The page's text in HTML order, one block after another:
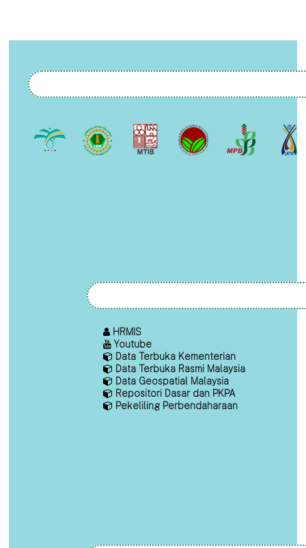
HRMIS
Youtube
Data Terbuka Kementerian
Data Terbuka Rasmi Malaysia
Data Geospatial Malaysia
Repositori Dasar dan PKPA
Pekeliling Perbendaharaan